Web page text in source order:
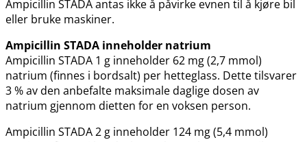
Ampicillin STADA antas ikke å påvirke evnen til å kjøre bil
eller bruke maskiner.
Ampicillin STADA inneholder natrium
Ampicillin STADA 1 g inneholder 62 mg (2,7 mmol)
natrium (finnes i bordsalt) per hetteglass. Dette tilsvarer
3 % av den anbefalte maksimale daglige dosen av
natrium gjennom dietten for en voksen person.
Ampicillin STADA 2 g inneholder 124 mg (5,4 mmol)